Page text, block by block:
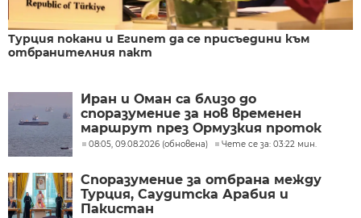
Турция покани и Египет да се присъедини към
отбранителния пакт
Иран и Оман са близо до
споразумение за нов временен
маршрут през Ормузкия проток
08:05, 09.08.2026 (обновена) Чете се за: 03:22 мин.
Споразумение за отбрана между
Турция, Саудитска Арабия и
Пакистан